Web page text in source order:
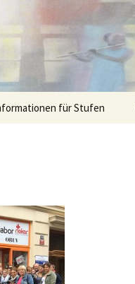
für Stufen